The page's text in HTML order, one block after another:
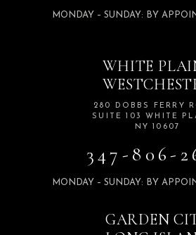
MONDAY – SUNDAY: BY
WHITE
280 DOBBS FERRY
SUITE 103 WHITE
NY 10607
347-806-
MONDAY – SUNDAY: BY
GARDEN